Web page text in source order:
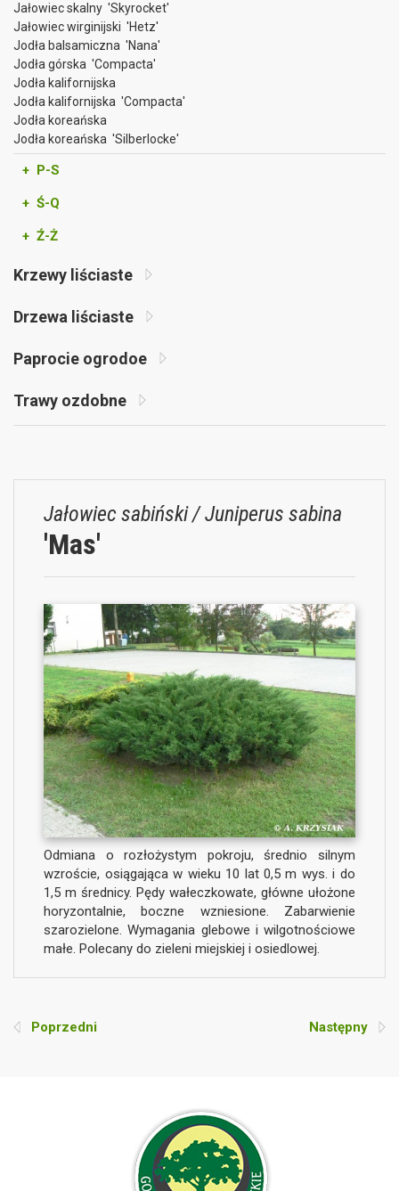
Jałowiec skalny 'Skyrocket'
Jałowiec wirginijski 'Hetz'
Jodła balsamiczna 'Nana'
Jodła górska 'Compacta'
Jodła kalifornijska
Jodła kalifornijska 'Compacta'
Jodła koreańska
Jodła koreańska 'Silberlocke'
+ P-S
+ Ś-Q
+ Ź-Ż
Krzewy liściaste
Drzewa liściaste
Paprocie ogrodoe
Trawy ozdobne
Jałowiec sabiński / Juniperus sabina
'Mas'
Odmiana o rozłożystym pokroju, średnio silnym
wzroście, osiągająca w wieku 10 lat 0,5 m wys. i do
1,5 m średnicy. Pędy wałeczkowate, główne ułożone
horyzontalnie, boczne wzniesione. Zabarwienie
szarozielone. Wymagania glebowe i wilgotnościowe
małe. Polecany do zieleni miejskiej i osiedlowej.
Poprzedni Następny